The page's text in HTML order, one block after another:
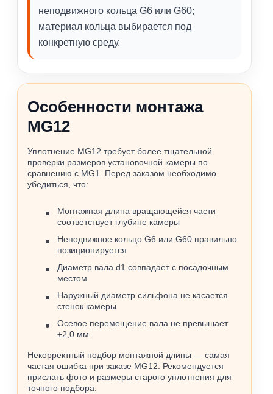
неподвижного кольца G6 или G60;
материал кольца выбирается под
конкретную среду.
Особенности монтажа
MG12
Уплотнение MG12 требует более тщательной
проверки размеров установочной камеры по
сравнению с MG1. Перед заказом необходимо
убедиться, что:
Монтажная длина вращающейся части
соответствует глубине камеры
Неподвижное кольцо G6 или G60 правильно
позиционируется
Диаметр вала d1 совпадает с посадочным
местом
Наружный диаметр сильфона не касается
стенок камеры
Осевое перемещение вала не превышает
±2,0 мм
Некорректный подбор монтажной длины — самая
частая ошибка при заказе MG12. Рекомендуется
прислать фото и размеры старого уплотнения для
точного подбора.